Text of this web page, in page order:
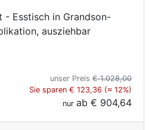
- Esstisch in Grandson-
ausziehbar
unser Preis € 1.028,00
Sie sparen € 123,36 (≈ 12%)
nur ab € 904,64